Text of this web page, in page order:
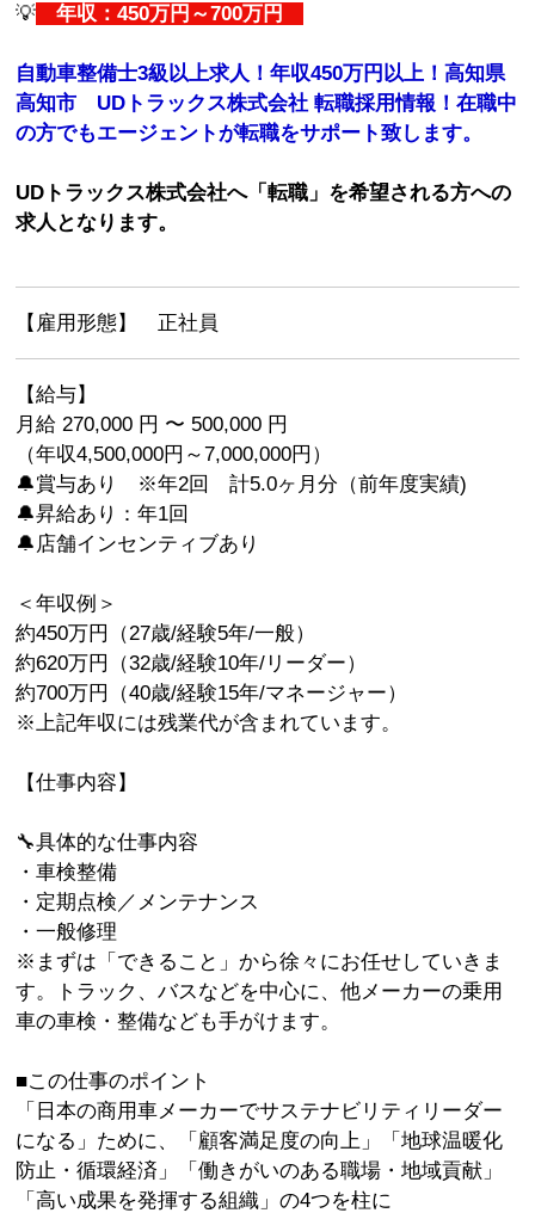
💡 年収：450万円～700万円
自動車整備士3級以上求人！年収450万円以上！高知県
高知市 UDトラックス株式会社 転職採用情報！在職中
の方でもエージェントが転職をサポート致します。
UDトラックス株式会社へ「転職」を希望される方への
求人となります。
【雇用形態】 正社員
【給与】
月給 270,000 円 〜 500,000 円
（年収4,500,000円～7,000,000円）
🔔賞与あり ※年2回 計5.0ヶ月分（前年度実績)
🔔昇給あり：年1回
🔔店舗インセンティブあり
＜年収例＞
約450万円（27歳/経験5年/一般）
約620万円（32歳/経験10年/リーダー）
約700万円（40歳/経験15年/マネージャー）
※上記年収には残業代が含まれています。
【仕事内容】
🔧具体的な仕事内容
・車検整備
・定期点検／メンテナンス
・一般修理
※まずは「できること」から徐々にお任せしていきま
す。トラック、バスなどを中心に、他メーカーの乗用
車の車検・整備なども手がけます。
■この仕事のポイント
「日本の商用車メーカーでサステナビリティリーダー
になる」ために、「顧客満足度の向上」「地球温暖化
防止・循環経済」「働きがいのある職場・地域貢献」
「高い成果を発揮する組織」の4つを柱に